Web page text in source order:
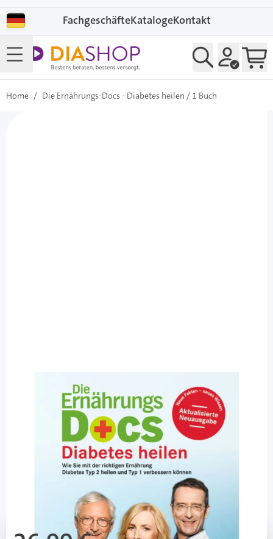
FachgeschäfteKatalogeKontakt
Home / Die Ernährungs-Docs - Diabetes heilen / 1 Buch
Die Ernährungs-Docs - Diabetes heilen /
Diashop.de Kat.-Nr.113379
Lieferzeit 3-7 Werktage
Mehr über das Produkt